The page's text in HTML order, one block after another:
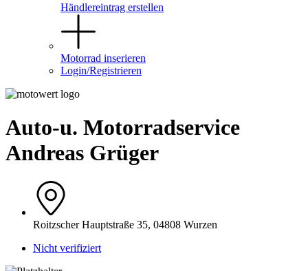
Händlereintrag erstellen
Motorrad inserieren
Login/Registrieren
Auto-u. Motorradservice
Andreas Grüger
Roitzscher Hauptstraße 35, 04808 Wurzen
Nicht verifiziert